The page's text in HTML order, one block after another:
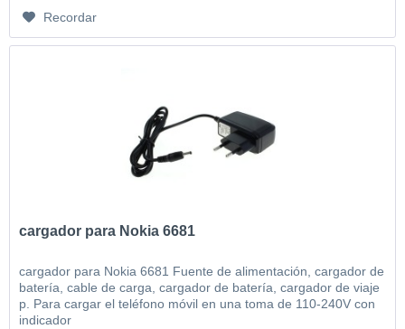
Recordar
cargador para Nokia 6681
cargador para Nokia 6681 Fuente de alimentación, cargador de
batería, cable de carga, cargador de batería, cargador de viaje
p. Para cargar el teléfono móvil en una toma de 110-240V con
indicador